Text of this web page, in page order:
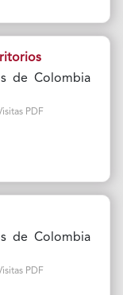
de Colombia
PDF
de Colombia
PDF